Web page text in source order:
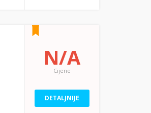
N/A
Cijene
DETALJNIJE